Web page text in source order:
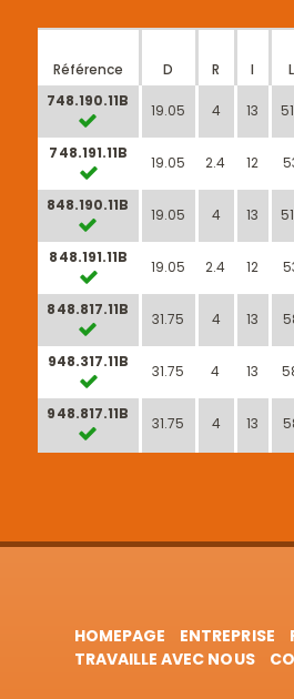
Référence D R I L
748.190.11B
19.05 4 13
748.191.11B
19.05 2.4 12
848.190.11B
19.05 4 13
848.191.11B
19.05 2.4 12
848.817.11B
31.75 4 13
948.317.11B
31.75 4 13
948.817.11B
31.75 4 13
HOMEPAGE ENTREPRISE
TRAVAILLE AVEC NOUS